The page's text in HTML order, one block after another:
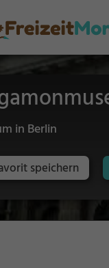
in Berlin
speichern